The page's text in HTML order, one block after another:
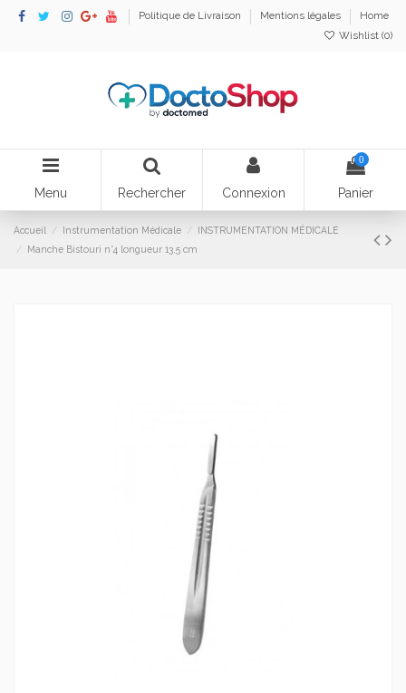
Politique de Livraison Mentions légales
Home
Wishlist (0)
Menu Rechercher Connexion
0
Panier
Accueil Instrumentation Médicale
INSTRUMENTATION MÉDICALE
Manche Bistouri n°4 longueur 13,5 cm